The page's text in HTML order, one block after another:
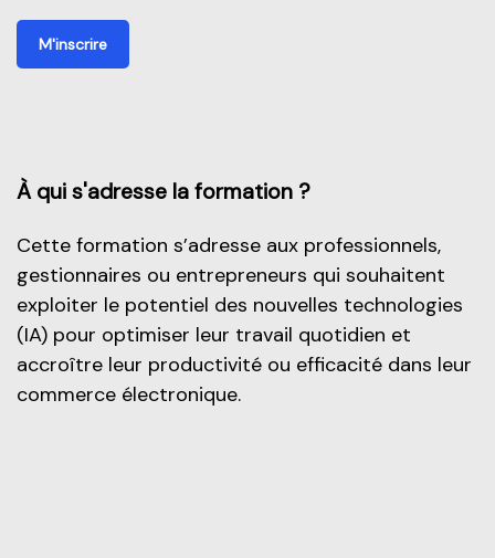
M'inscrire
À qui s'adresse la formation ?
Cette formation s’adresse aux professionnels,
gestionnaires ou entrepreneurs qui souhaitent
exploiter le potentiel des nouvelles technologies
(IA) pour optimiser leur travail quotidien et
accroître leur productivité ou efficacité dans leur
commerce électronique.